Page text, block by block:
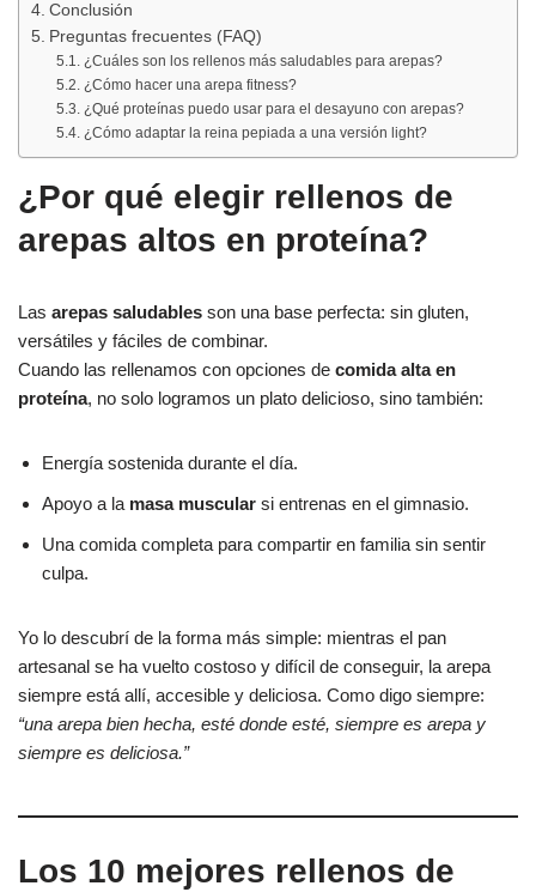
Conclusión
Preguntas frecuentes (FAQ)
¿Cuáles son los rellenos más saludables para arepas?
¿Cómo hacer una arepa fitness?
¿Qué proteínas puedo usar para el desayuno con arepas?
¿Cómo adaptar la reina pepiada a una versión light?
¿Por qué elegir rellenos de
arepas altos en proteína?
Las arepas saludables son una base perfecta: sin gluten,
versátiles y fáciles de combinar.
Cuando las rellenamos con opciones de comida alta en
proteína, no solo logramos un plato delicioso, sino también:
Energía sostenida durante el día.
Apoyo a la masa muscular si entrenas en el gimnasio.
Una comida completa para compartir en familia sin sentir
culpa.
Yo lo descubrí de la forma más simple: mientras el pan
artesanal se ha vuelto costoso y difícil de conseguir, la arepa
siempre está allí, accesible y deliciosa. Como digo siempre:
“una arepa bien hecha, esté donde esté, siempre es arepa y
siempre es deliciosa.”
Los 10 mejores rellenos de